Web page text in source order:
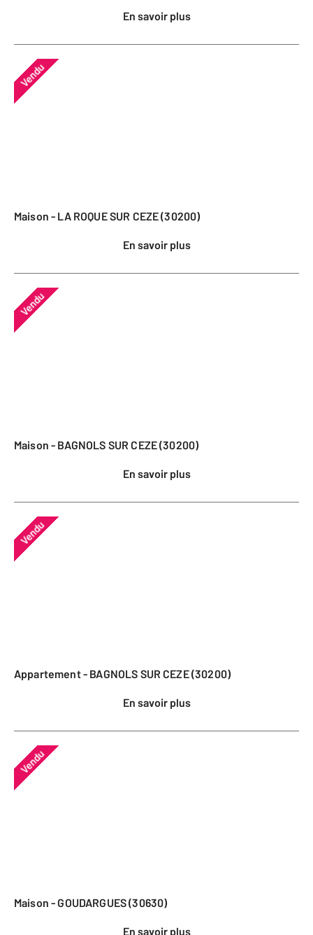
En savoir plus
Vendu
Maison - LA ROQUE SUR CEZE (30200)
En savoir plus
Vendu
Maison - BAGNOLS SUR CEZE (30200)
En savoir plus
Vendu
Appartement - BAGNOLS SUR CEZE (30200)
En savoir plus
Vendu
Maison - GOUDARGUES (30630)
En savoir plus